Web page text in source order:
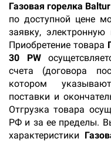
Газовая горелка
по доступной цене
заявку,
Приобретение товара
30 PW
счета (договора
котором
поставки и
Отгрузка товара
РФ и за ее пределы.
характеристики